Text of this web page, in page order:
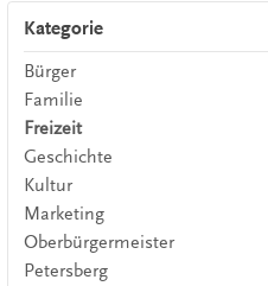
Kategorie
Bürger
Familie
Freizeit
Geschichte
Kultur
Marketing
Oberbürgermeister
Petersberg